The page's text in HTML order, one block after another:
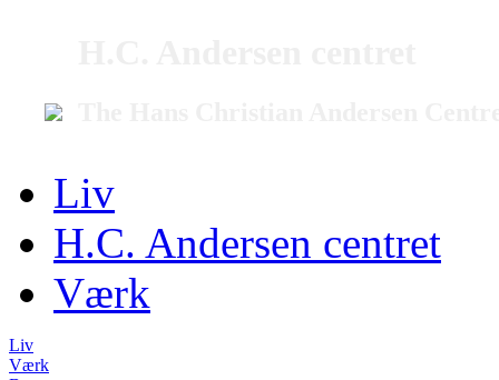
Liv
H.C. Andersen centret
Værk
Liv
Værk